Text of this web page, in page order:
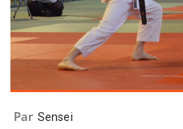
Par Sensei